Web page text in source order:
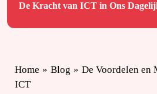
De Kracht van ICT in Ons
Home » Blog » De Voordelen en
ICT